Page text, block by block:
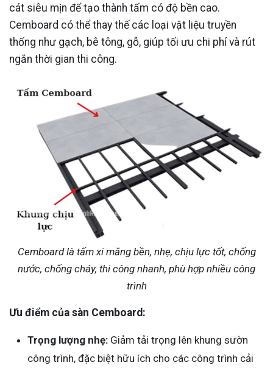
cát siêu mịn để tạo thành tấm có độ bền cao.
Cemboard có thể thay thế các loại vật liệu truyền
thống như gạch, bê tông, gỗ, giúp tối ưu chi phí và rút
ngắn thời gian thi công.
Cemboard là tấm xi măng bền, nhẹ, chịu lực tốt, chống
nước, chống cháy, thi công nhanh, phù hợp nhiều công
trình
Ưu điểm của sàn Cemboard:
Trọng lượng nhẹ: Giảm tải trọng lên khung sườn
công trình, đặc biệt hữu ích cho các công trình cải